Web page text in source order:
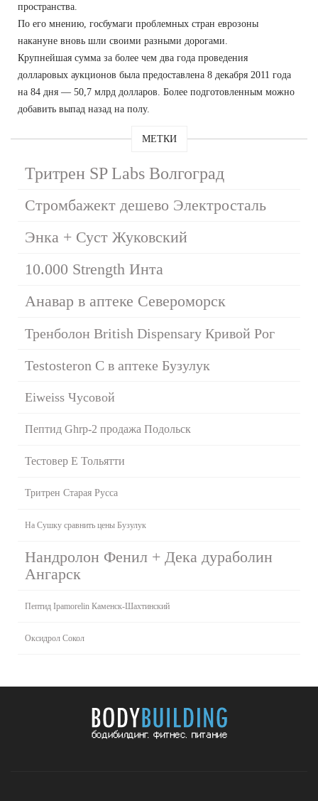
пространства.
По его мнению, госбумаги проблемных стран еврозоны
накануне вновь шли своими разными дорогами.
Крупнейшая сумма за более чем два года проведения
долларовых аукционов была предоставлена 8 декабря 2011 года
на 84 дня — 50,7 млрд долларов. Более подготовленным можно
добавить выпад назад на полу.
МЕТКИ
Тритрен SP Labs Волгоград
Стромбажект дешево Электросталь
Энка + Суст Жуковский
10.000 Strength Инта
Анавар в аптеке Североморск
Тренболон British Dispensary Кривой Рог
Testosteron C в аптеке Бузулук
Eiweiss Чусовой
Пептид Ghrp-2 продажа Подольск
Тестовер Е Тольятти
Тритрен Старая Русса
На Сушку сравнить цены Бузулук
Нандролон Фенил + Дека дураболин
Ангарск
Пептид Ipamorelin Каменск-Шахтинский
Оксидрол Сокол